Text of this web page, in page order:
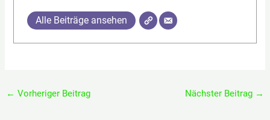
Alle Beiträge ansehen
← Vorheriger Beitrag Nächster Beitrag →